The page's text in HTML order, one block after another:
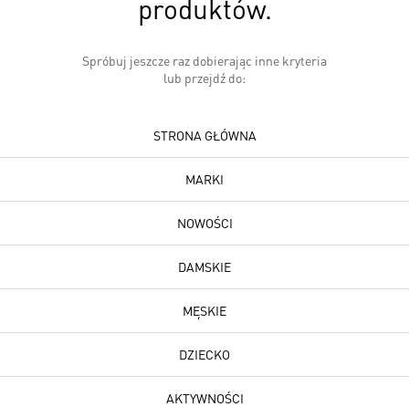
produktów.
Spróbuj jeszcze raz dobierając inne kryteria
lub przejdź do:
STRONA GŁÓWNA
MARKI
NOWOŚCI
DAMSKIE
MĘSKIE
DZIECKO
AKTYWNOŚCI